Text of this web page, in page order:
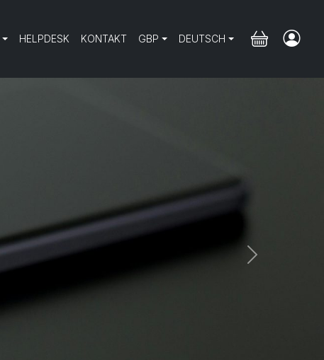
HELPDESK KONTAKT GBP DEUTSCH
Next